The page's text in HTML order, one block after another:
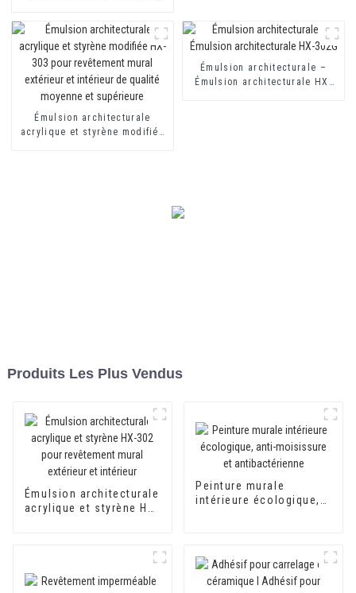
et revêtement imperméable à
base de ciment à deux
composants
Émulsion architecturale
acrylique et styrène modifiée
Émulsion architecturale –
Émulsion architecturale HX-
Produits Les Plus Vendus
Émulsion architecturale
acrylique et styrène HX-
Peinture murale
intérieure écologique,